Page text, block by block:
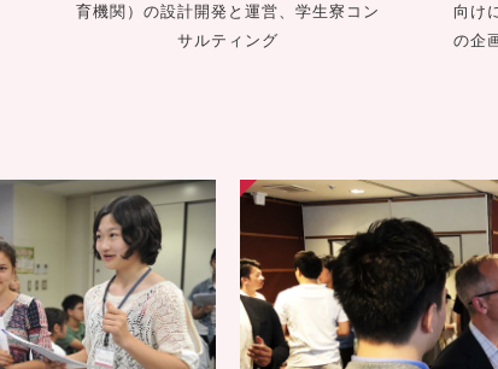
育機関）の設計開発と運営、学生寮コン
サルティング
向け
の企